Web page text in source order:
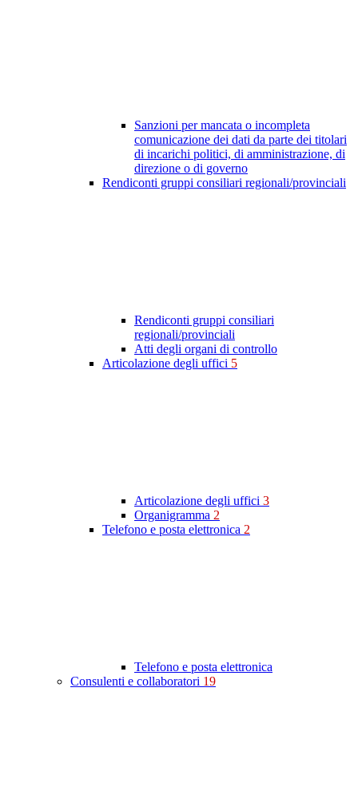
Sanzioni per mancata o incompleta
comunicazione dei dati da parte dei titolari
di incarichi politici, di amministrazione, di
direzione o di governo
Rendiconti gruppi consiliari regionali/provinciali
Rendiconti gruppi consiliari
regionali/provinciali
Atti degli organi di controllo
Articolazione degli uffici 5
Articolazione degli uffici 3
Organigramma 2
Telefono e posta elettronica 2
Telefono e posta elettronica
Consulenti e collaboratori 19